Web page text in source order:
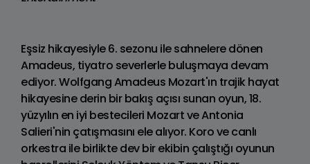
Eşsiz hikayesiyle 6. sezonu ile sahnelere dönen
Amadeus, tiyatro severlerle buluşmaya devam
ediyor. Wolfgang Amadeus Mozart'ın trajik hayat
hikayesine derin bir bakış açısı sunan oyun, 18.
yüzyılın en iyi bestecileri Mozart ve Antonia
Salieri'nin çatışmasını ele alıyor. Koro ve canlı
orkestra ile birlikte dev bir ekibin çalıştığı oyunun